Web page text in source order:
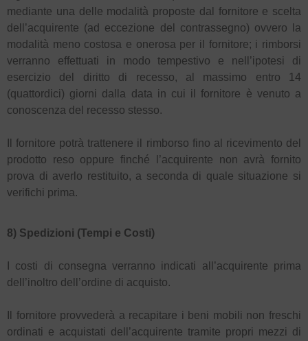
mediante una delle modalità proposte dal fornitore e scelta
dell’acquirente (ad eccezione del contrassegno) ovvero la
modalità meno costosa e onerosa per il fornitore; i rimborsi
verranno effettuati in modo tempestivo e nell’ipotesi di
esercizio del diritto di recesso, al massimo entro 14
(quattordici) giorni dalla data in cui il fornitore è venuto a
conoscenza del recesso stesso.
Il fornitore potrà trattenere il rimborso fino al ricevimento del
prodotto reso oppure finché l’acquirente non avrà fornito
prova di averlo restituito, a seconda di quale situazione si
verifichi prima.
8) Spedizioni (Tempi e Costi)
I costi di consegna verranno indicati all’acquirente prima
dell’inoltro dell’ordine di acquisto.
Il fornitore provvederà a recapitare i beni mobili non freschi
ordinati e acquistati dell’acquirente tramite propri mezzi di